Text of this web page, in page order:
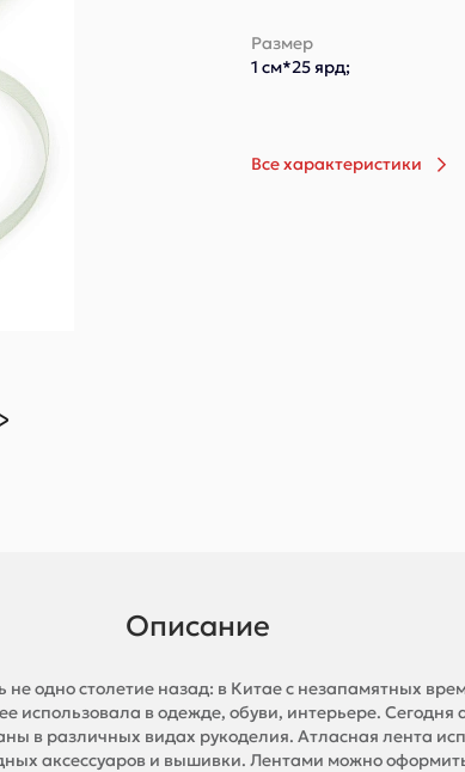
Размер
1 см*25 ярд;
Все характеристики
Описание
не одно столетие назад: в Китае с незапамятных
использовала в одежде, обуви, интерьере.
в различных видах рукоделия. Атласная лента
аксессуаров и вышивки. Лентами можно